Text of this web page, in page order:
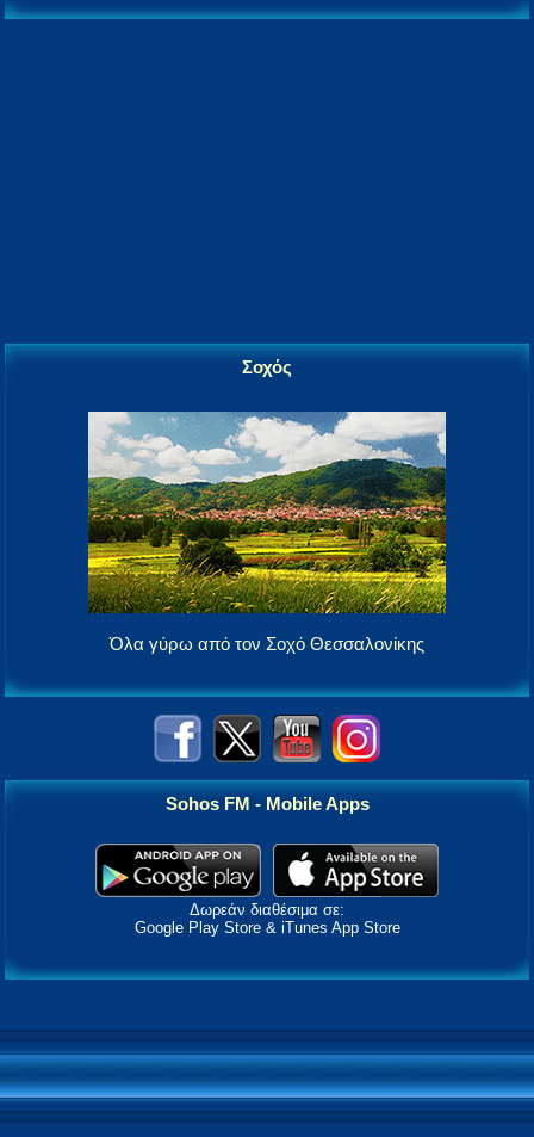
Σοχός
Όλα γύρω από τον Σοχό Θεσσαλονίκης
Sohos FM - Mobile Apps
Δωρεάν διαθέσιμα σε:
Google Play Store & iTunes App Store